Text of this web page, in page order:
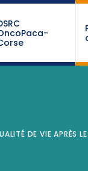
DE VIE APRÈS